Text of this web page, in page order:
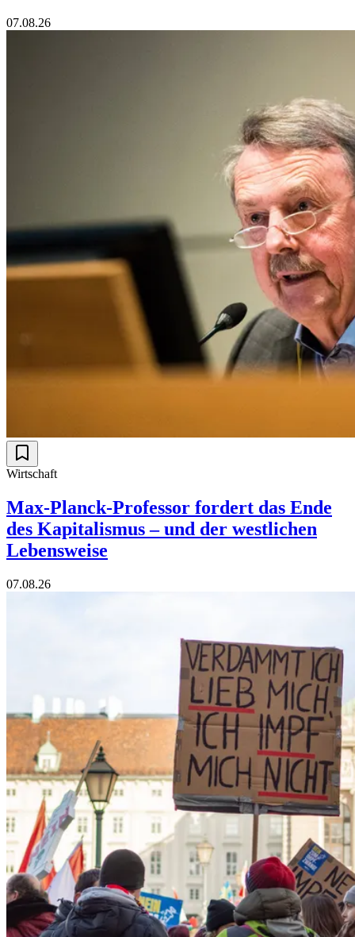
07.08.26
Wirtschaft
Max-Planck-Professor fordert das Ende
des Kapitalismus – und der westlichen
Lebensweise
07.08.26